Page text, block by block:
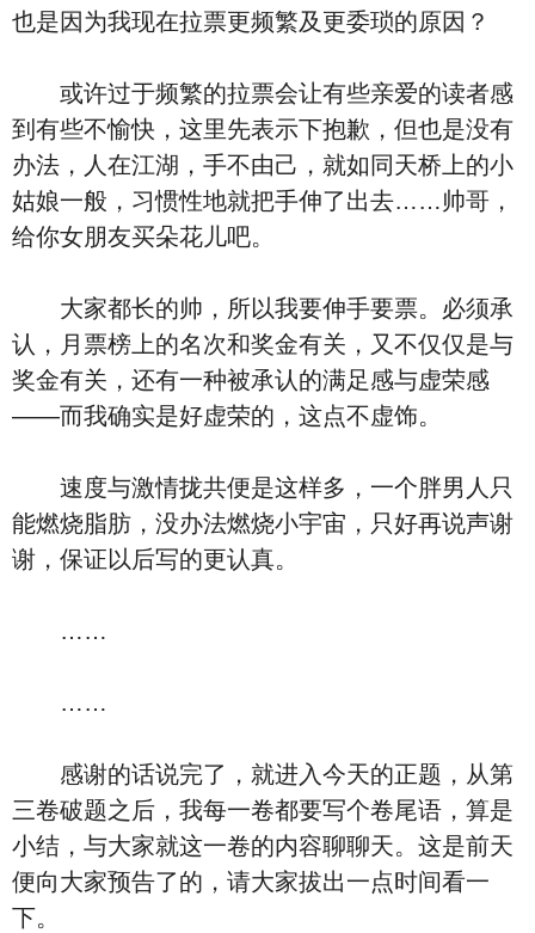
也是因为我现在拉票更频繁及更委琐的原因？
或许过于频繁的拉票会让有些亲爱的读者感
到有些不愉快，这里先表示下抱歉，但也是没有
办法，人在江湖，手不由己，就如同天桥上的小
姑娘一般，习惯性地就把手伸了出去……帅哥，
给你女朋友买朵花儿吧。
大家都长的帅，所以我要伸手要票。必须承
认，月票榜上的名次和奖金有关，又不仅仅是与
奖金有关，还有一种被承认的满足感与虚荣感
——而我确实是好虚荣的，这点不虚饰。
速度与激情拢共便是这样多，一个胖男人只
能燃烧脂肪，没办法燃烧小宇宙，只好再说声谢
谢，保证以后写的更认真。
……
……
感谢的话说完了，就进入今天的正题，从第
三卷破题之后，我每一卷都要写个卷尾语，算是
小结，与大家就这一卷的内容聊聊天。这是前天
便向大家预告了的，请大家拔出一点时间看一
下。